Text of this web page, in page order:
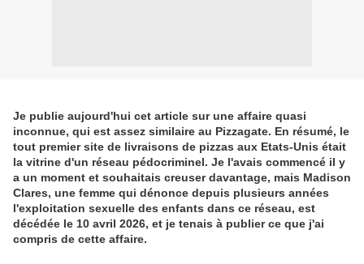
Je publie aujourd'hui cet article sur une affaire quasi
inconnue, qui est assez similaire au Pizzagate. En résumé, le
tout premier site de livraisons de pizzas aux Etats-Unis était
la vitrine d'un réseau pédocriminel. Je l'avais commencé il y
a un moment et souhaitais creuser davantage, mais Madison
Clares, une femme qui dénonce depuis plusieurs années
l'exploitation sexuelle des enfants dans ce réseau, est
décédée le 10 avril 2026, et je tenais à publier ce que j'ai
compris de cette affaire.